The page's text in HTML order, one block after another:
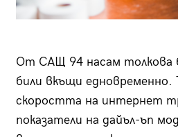
От САЩ 94 насам толкова
били вкъщи едновременно.
скоростта на интернет
показатели на дайъл-ъп